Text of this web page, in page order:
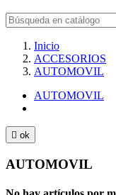
Inicio
ACCESORIOS
AUTOMOVIL
AUTOMOVIL
 ok
AUTOMOVIL